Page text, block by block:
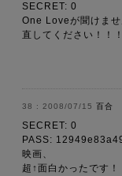
SECRET: 0
One Loveが聞けませ
直してください！！！
2008/07/15 百合
SECRET: 0
PASS:
映画、
超↑面白かったです！